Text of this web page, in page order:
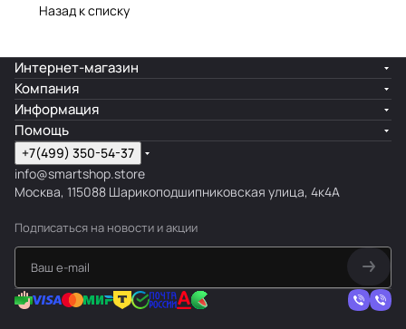
Назад к списку
Интернет-магазин
Компания
Информация
Помощь
+7(499) 350-54-37
info@smartshop.store
Москва, 115088 Шарикоподшипниковская улица, 4к4А
Подписаться на новости и акции